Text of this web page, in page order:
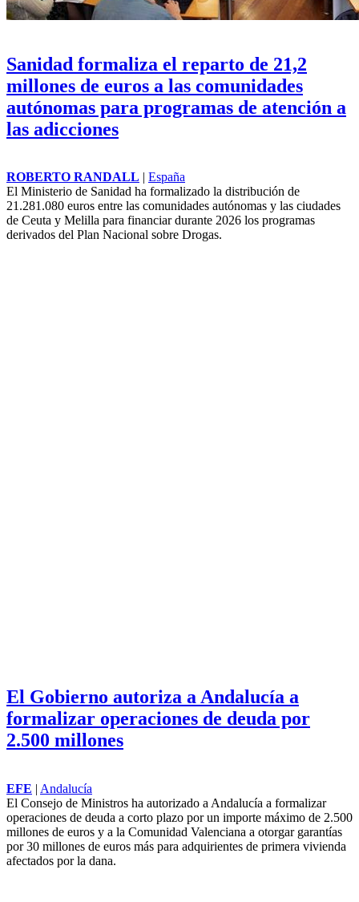
Sanidad formaliza el reparto de 21,2
millones de euros a las comunidades
autónomas para programas de atención a
las adicciones
ROBERTO RANDALL
España
El Ministerio de Sanidad ha formalizado la distribución de
21.281.080 euros entre las comunidades autónomas y las ciudades
de Ceuta y Melilla para financiar durante 2026 los programas
derivados del Plan Nacional sobre Drogas.
El Gobierno autoriza a Andalucía a
formalizar operaciones de deuda por
2.500 millones
EFE | Andalucía
El Consejo de Ministros ha autorizado a Andalucía a formalizar
operaciones de deuda a corto plazo por un importe máximo de 2.500
millones de euros y a la Comunidad Valenciana a otorgar garantías
por 30 millones de euros más para adquirientes de primera vivienda
afectados por la dana.